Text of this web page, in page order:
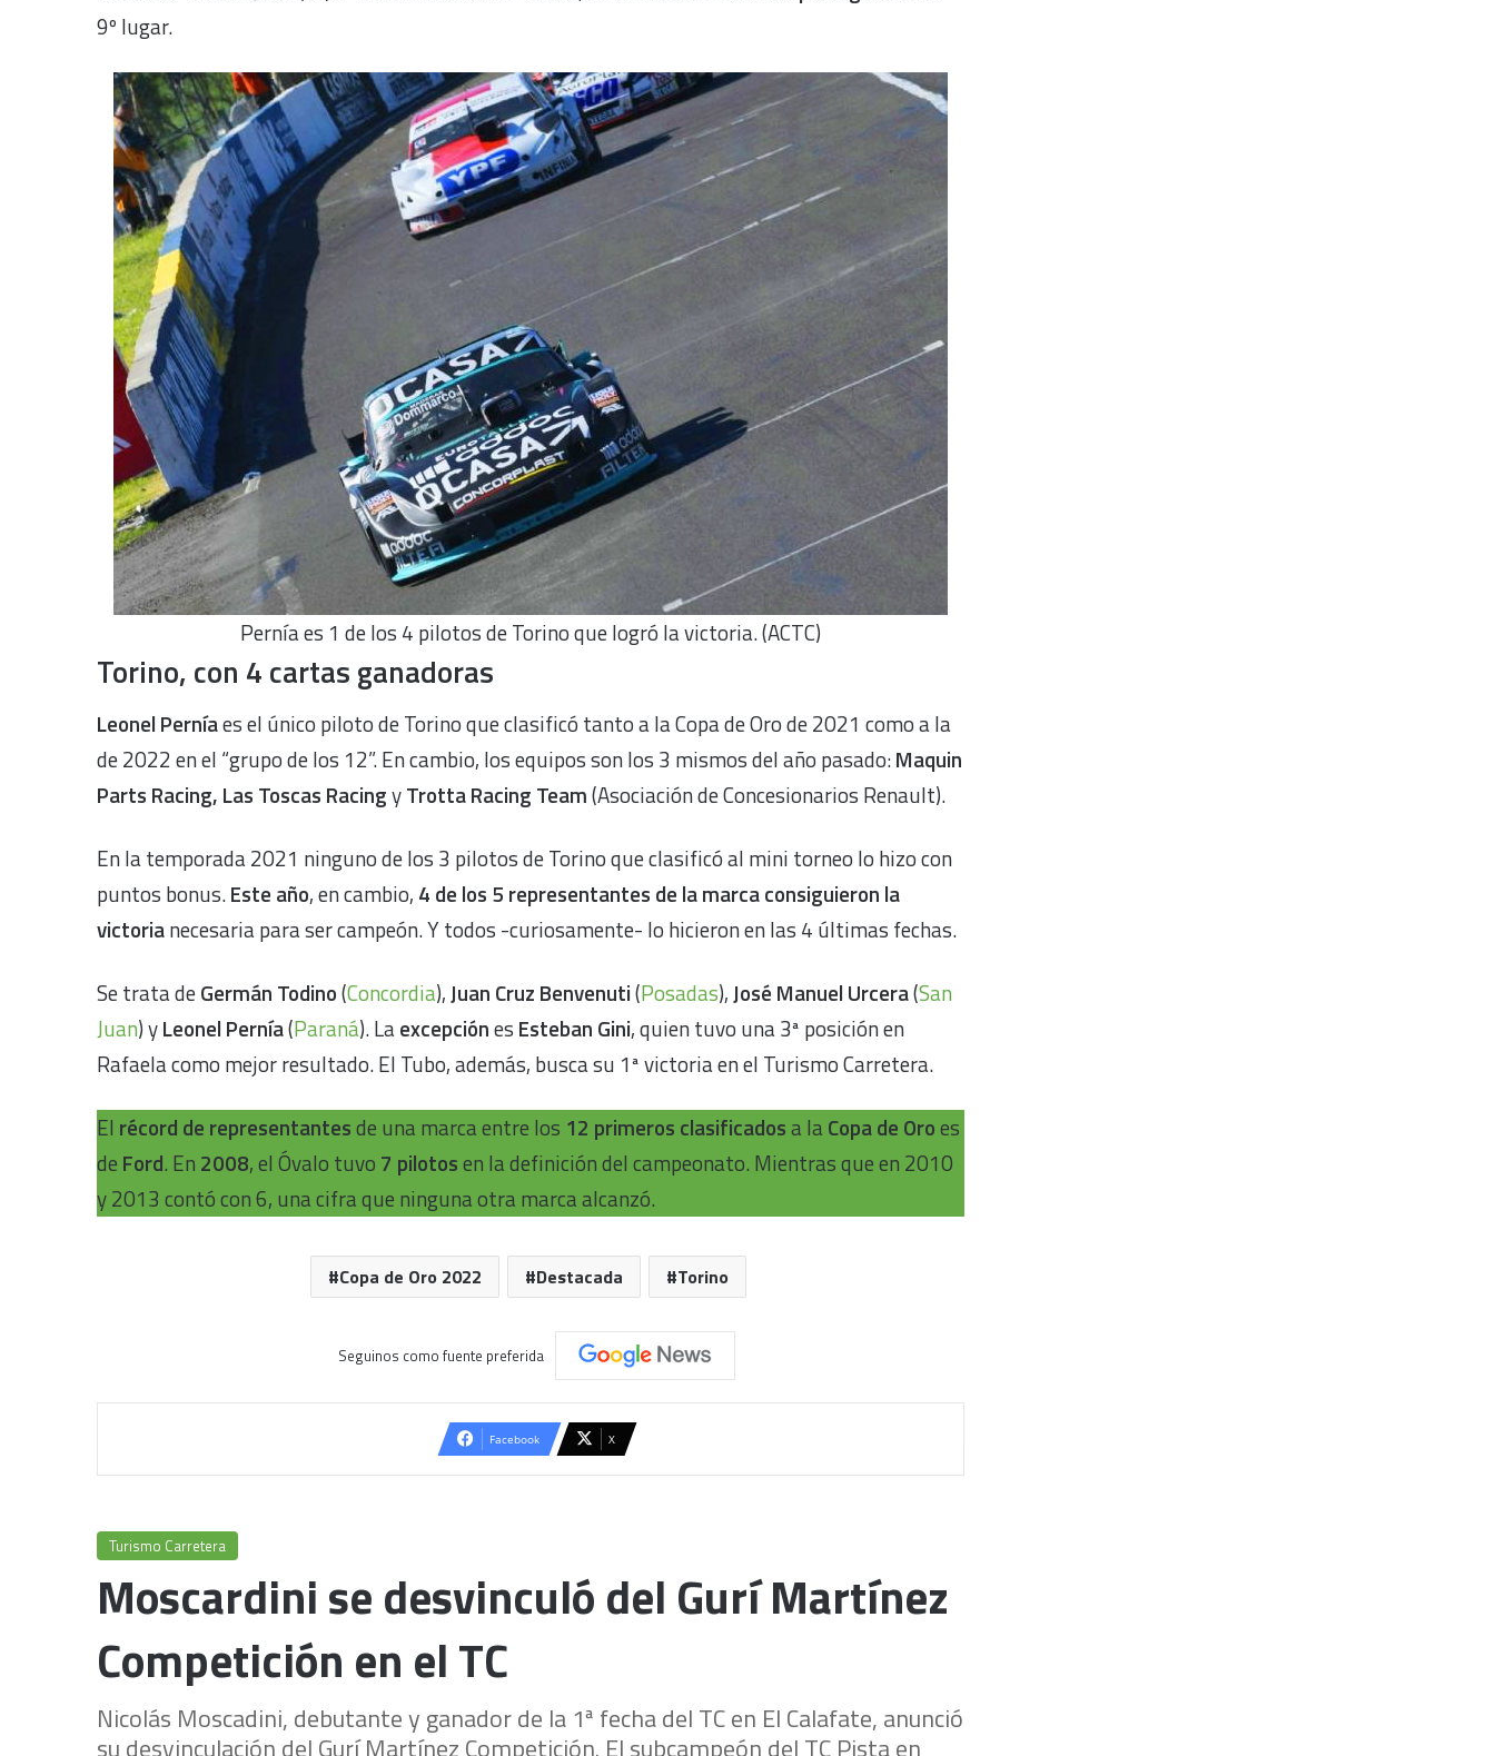
9º lugar.
Pernía es 1 de los 4 pilotos de Torino que logró la victoria. (ACTC)
Torino, con 4 cartas ganadoras
Leonel Perníaes el único piloto de Torino que clasificó tanto a la Copa de Oro de 2021 como a la
de 2022 en el “grupo de los 12”. En cambio, los equipos son los 3 mismos del año pasado:Maquin
Parts Racing, Las Toscas RacingyTrotta Racing Team(Asociación de Concesionarios Renault).
En la temporada 2021 ninguno de los 3 pilotos de Torino que clasificó al mini torneo lo hizo con
puntos bonus.Este año, en cambio, 4 de los 5 representantes de la marca consiguieron la
victorianecesaria para ser campeón. Y todos -curiosamente- lo hicieron en las 4 últimas fechas.
Se trata deGermán Todino(Concordia),Juan Cruz Benvenuti(Posadas),José Manuel Urcera(San
Juan) yLeonel Pernía(Paraná).Laexcepciónes Esteban Gini, quien tuvo una 3ª posición en
Rafaela como mejor resultado. El Tubo, además, busca su 1ª victoria en el Turismo Carretera.
El récord de representantesde una marca entre los 12 primeros clasificadosa la Copa de Oroes
de Ford. En 2008, el Óvalo tuvo 7 pilotosen la definición del campeonato. Mientras que en 2010
y 2013 contó con 6, una cifra que ninguna otra marca alcanzó.
Copa de Oro 2022 Destacada Torino
Seguinos como fuente preferida
Facebook X